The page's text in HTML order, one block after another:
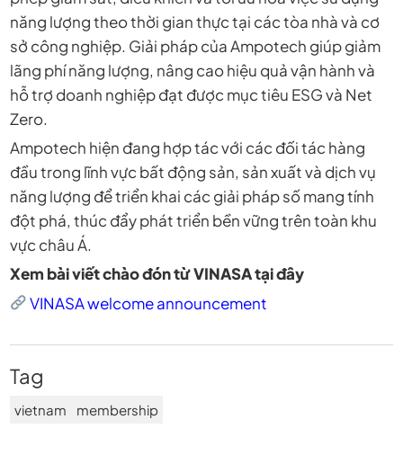
năng lượng theo thời gian thực tại các tòa nhà và cơ
sở công nghiệp. Giải pháp của Ampotech giúp giảm
lãng phí năng lượng, nâng cao hiệu quả vận hành và
hỗ trợ doanh nghiệp đạt được mục tiêu ESG và Net
Zero.
Ampotech hiện đang hợp tác với các đối tác hàng
đầu trong lĩnh vực bất động sản, sản xuất và dịch vụ
năng lượng để triển khai các giải pháp số mang tính
đột phá, thúc đẩy phát triển bền vững trên toàn khu
vực châu Á.
Xem bài viết chào đón từ VINASA tại đây
VINASA welcome announcement
Tag
vietnam membership